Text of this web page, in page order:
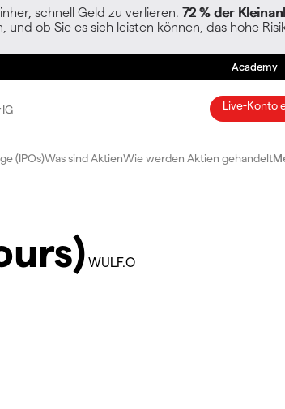
schnell Geld zu verlieren. 72 % der
ob Sie es sich leisten können, das hohe
Academy
Live-Konto
(IPOs)Was sind AktienWie werden Aktien gehandelt
WULF.O